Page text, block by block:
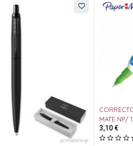
CORRECTOR BOLIGRAFO PAPER
MATE NP/ 10
€
(0 Valoraciones)